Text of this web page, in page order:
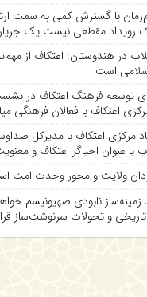
۱۴۰۴ هم‌زمان با گسترش کمی به
رویداد مقطعی نیست یک
در هندوستان: اعتکاف از
است
توسعه فرهنگ اعتکاف در
اعتکاف با فعالان فرهنگی
مرکزی اعتکاف با مدیرکل
با عنوان احیاگر اعتکاف و
ولایت و محور وحدت امت
نابودی صهیونیسم
و تحولات سرنوشت‌ساز